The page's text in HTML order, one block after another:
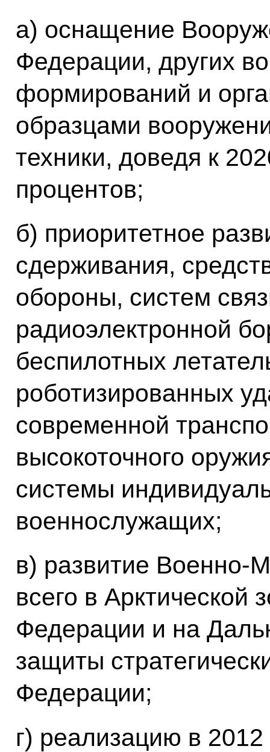
а) оснащение
Федерации, других
формирований и
образцами
техники, доведя к
процентов;
б) приоритетное
сдерживания,
обороны, систем
радиоэлектронной
беспилотных
роботизированных
современной
высокоточного
системы
военнослужащих;
в) развитие Военно-
всего в Арктической
Федерации и на
защиты
Федерации;
г) реализацию в